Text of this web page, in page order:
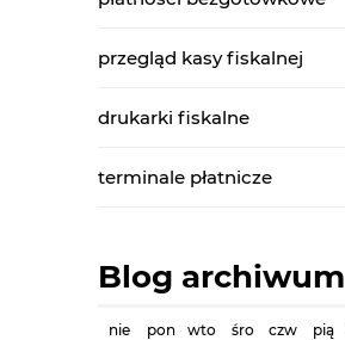
przegląd kasy fiskalnej
drukarki fiskalne
terminale płatnicze
Blog archiwum
nie pon wto śro czw pią